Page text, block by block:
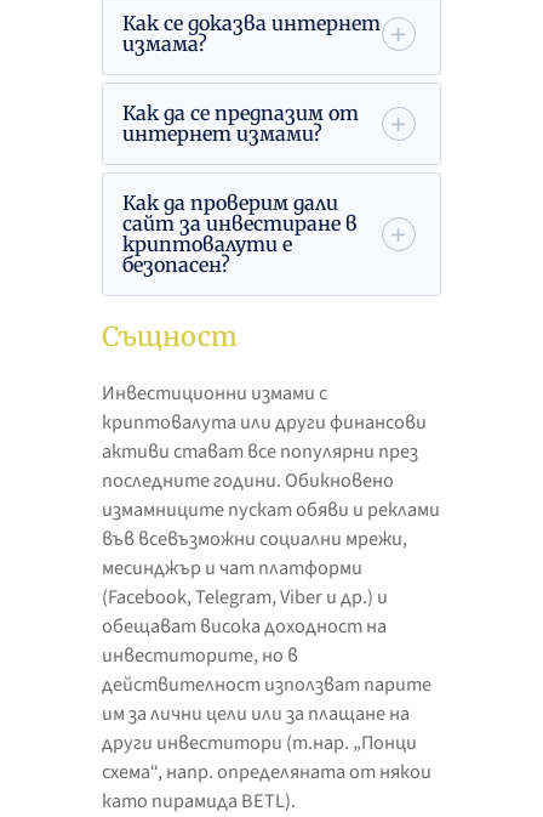
Как се доказва интернет
измама?
Как да се предпазим от
интернет измами?
Как да проверим дали
сайт за инвестиране в
криптовалути е
безопасен?
Същност
Инвестиционни измами с
криптовалута или други финансови
активи стават все популярни през
последните години. Обикновено
измамниците пускат обяви и реклами
във всевъзможни социални мрежи,
месинджър и чат платформи
(Facebook, Telegram, Viber и др.) и
обещават висока доходност на
инвеститорите, но в
действителност използват парите
им за лични цели или за плащане на
други инвеститори (т.нар. „Понци
схема“, напр. определяната от някои
като пирамида BETL).